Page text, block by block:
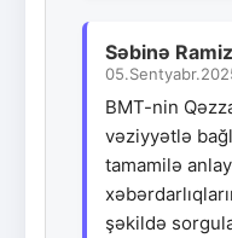
Səbinə
BMT-nin
vəziyyətlə
tamamilə
şəkildə